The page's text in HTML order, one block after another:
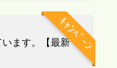
ｷｬﾝﾍﾟｰﾝ
ます。【最新